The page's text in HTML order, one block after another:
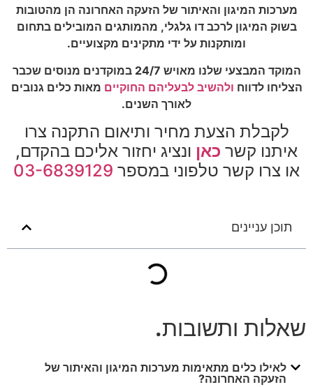
מערכות המיגון והאיתור של הזעקה האחרונה הן מהטובות
בשוק המיגון לרכב דו גלגלי, מהמותגים המובילים בתחום
ומותקנות על ידי מתקינים מקצועיים.
המוקד המבצעי שלנו מאויש 24/7 במוקדנים מנוסים שכבר
הצליחו לדווח ולהשיב לבעליהם החוקיים מאות כלים גנובים
לאורך השנים.
לקבלת הצעת מחיר ותיאום התקנה צרו
איתנו קשר כאן ונציג יחזור אליכם בהקדם,
או צרו קשר טלפוני במספר 03-6839129
תוכן עניינים
שאלות ותשובות.
לאילו כלים מתאימות מערכות המיגון והאיתור של
הזעקה האחרונה?